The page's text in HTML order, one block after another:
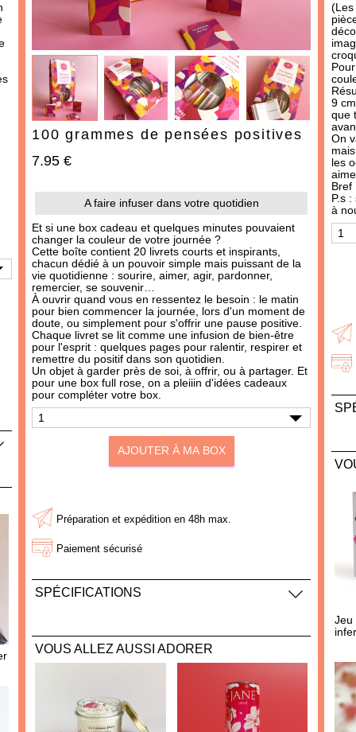
100 grammes de pensées positives
7.95 €
A faire infuser dans votre quotidien
Et si une box cadeau et quelques minutes pouvaient
changer la couleur de votre journée ?
Cette boîte contient 20 livrets courts et inspirants,
chacun dédié à un pouvoir simple mais puissant de la
vie quotidienne : sourire, aimer, agir, pardonner,
remercier, se souvenir…
À ouvrir quand vous en ressentez le besoin : le matin
pour bien commencer la journée, lors d'un moment de
doute, ou simplement pour s'offrir une pause positive.
Chaque livret se lit comme une infusion de bien-être
pour l'esprit : quelques pages pour ralentir, respirer et
remettre du positif dans son quotidien.
Un objet à garder près de soi, à offrir, ou à partager. Et
pour une box full rose, on a pleiiin d'idées cadeaux
pour compléter votre box.
AJOUTER À MA BOX
Préparation et expédition en 48h max.
Paiement sécurisé
SPÉCIFICATIONS
100 grammes de pensées positives, constitué de
petits livrets à consommer au quotidien
VOUS ALLEZ AUSSI ADORER
(Les
9
que
On
les
Bref
P.s
à
Jeu
OCCASIONS
THÈMES
487 produits
AJOUTER À MA BOX
Moutarde à l'ancienne -
douce
3.90 €
AJOUTER À MA BOX
Moutarde au piment
3.90 €
Sachet de cookies Brewkies
- Choco noisette
3.60 €
Mousseur à lait "Parter in
AJOUTER À MA BOX